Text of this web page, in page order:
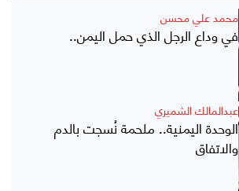
محمد علي محسن
في وداع الرجل الذي حمل اليمن..
عبدالمالك الشميري
الوحدة اليمنية.. ملحمة نُسجت بالدم
والاتفاق